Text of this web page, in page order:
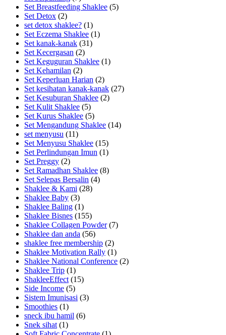
Set Breastfeeding Shaklee (5)
Set Detox (2)
set detox shaklee? (1)
Set Eczema Shaklee (1)
Set kanak-kanak (31)
Set Kecergasan (2)
Set Keguguran Shaklee (1)
Set Kehamilan (2)
Set Keperluan Harian (2)
Set kesihatan kanak-kanak (27)
Set Kesuburan Shaklee (2)
Set Kulit Shaklee (5)
Set Kurus Shaklee (5)
Set Mengandung Shaklee (14)
set menyusu (11)
Set Menyusu Shaklee (15)
Set Perlindungan Imun (1)
Set Preggy (2)
Set Ramadhan Shaklee (8)
Set Selepas Bersalin (4)
Shaklee & Kami (28)
Shaklee Baby (3)
Shaklee Baling (1)
Shaklee Bisnes (155)
Shaklee Collagen Powder(7)
Shaklee dan anda (56)
shaklee free membership (2)
Shaklee Motivation Rally (1)
Shaklee National Conference (2)
Shaklee Trip (1)
ShakleeEffect (15)
Side Income (5)
Sistem Imunisasi (3)
Smoothies (1)
sneck ibu hamil (6)
Snek sihat (1)